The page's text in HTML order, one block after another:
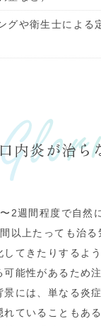
グや衛生士による
口内炎が治ら
2週間程度で自然
以上たっても治る
してきたりするよ
能性があるため
景には、単なる炎
ていることもあ